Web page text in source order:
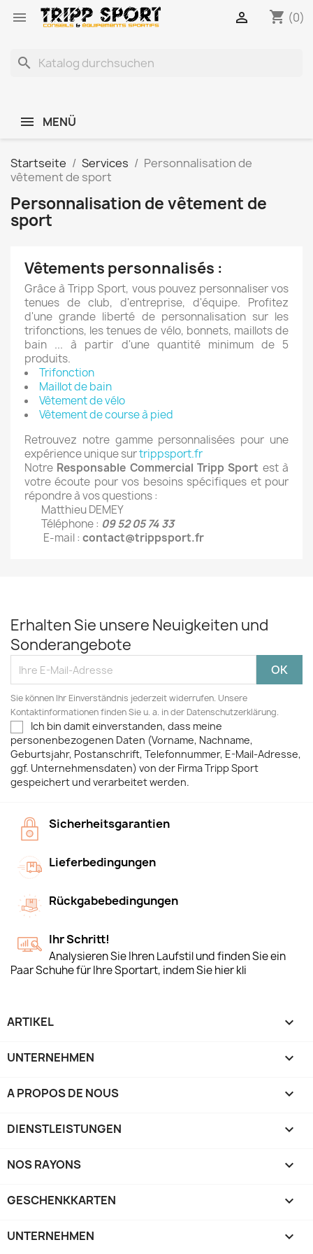
 shopping_cart (0)

search
MENÜ
Startseite Services
Personnalisation de
vêtement de sport
Personnalisation de vêtement de
sport
Vêtements personnalisés :
Grâce à Tripp Sport, vous pouvez personnaliser vos
tenues de club, d'entreprise, d'équipe. Profitez
d'une grande liberté de personnalisation sur les
trifonctions, les tenues de vélo, bonnets, maillots de
bain ... à partir d'une quantité minimum de 5
produits.
Trifonction
Maillot de bain
Vêtement de vélo
Vêtement de course à pied
Retrouvez notre gamme personnalisées pour une
expérience unique surtrippsport.fr
Notre Responsable Commercial Tripp Sport est à
votre écoute pour vos besoins spécifiques et pour
répondre à vos questions :
Matthieu DEMEY
Téléphone : 09 52 05 74 33
E-mail : contact@trippsport.fr
Erhalten Sie unsere Neuigkeiten und
Sonderangebote
Sie können Ihr Einverständnis jederzeit widerrufen. Unsere
Kontaktinformationen finden Sie u. a. in der Datenschutzerklärung.
Ich bin damit einverstanden, dass meine
personenbezogenen Daten (Vorname, Nachname,
Geburtsjahr, Postanschrift, Telefonnummer, E-Mail-Adresse,
ggf. Unternehmensdaten) von der Firma Tripp Sport
gespeichert und verarbeitet werden.
Sicherheitsgarantien
Lieferbedingungen
Rückgabebedingungen
Ihr Schritt!
Analysieren Sie Ihren Laufstil und finden Sie ein
Paar Schuhe für Ihre Sportart, indem Sie hier kli
ARTIKEL 
UNTERNEHMEN 
A PROPOS DE NOUS 
DIENSTLEISTUNGEN 
NOS RAYONS 
GESCHENKKARTEN 
UNTERNEHMEN 